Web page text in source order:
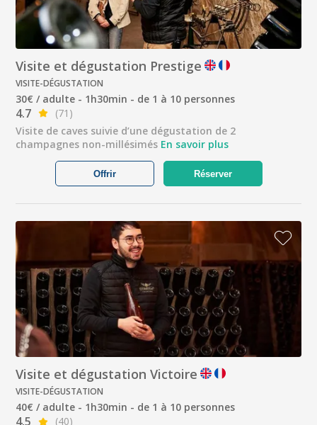
Visite et dégustation Prestige
VISITE-DÉGUSTATION
30€ / adulte - 1h30min - de 1 à 10 personnes
4.7
(71)
Visite de caves suivie d’une dégustation de 2
champagnes non-millésimés En savoir plus
Réserver
Offrir
Visite et dégustation Victoire
VISITE-DÉGUSTATION
40€ / adulte - 1h30min - de 1 à 10 personnes
4.5
(40)